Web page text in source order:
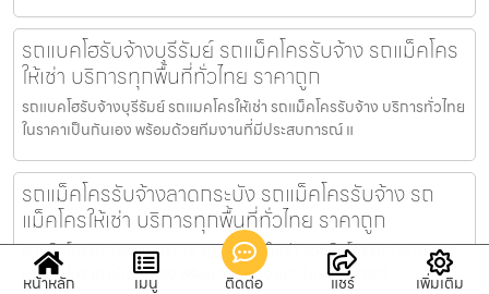
รถแบคโฮรับจ้างบุรีรัมย์ รถแม็คโครรับจ้าง รถแม็คโคร
ให้เช่า บริการทุกพื้นที่ทั่วไทย ราคาถูก
รถแบคโฮรับจ้างบุรีรัมย์ รถแมคโครให้เช่า รถแม็คโครรับจ้าง บริการทั่วไทย
ในราคาเป็นกันเอง พร้อมด้วยทีมงานที่มีประสบการณ์ แ
รถแม็คโครรับจ้างลาดกระบัง รถแม็คโครรับจ้าง รถ
แม็คโครให้เช่า บริการทุกพื้นที่ทั่วไทย ราคาถูก
รถแม็คโครรับจ้างลาดกระบัง รถแมคโครให้เช่า รถแม็คโครรับจ้าง บริการ
ทั่วไทย ในราคาเป็นกันเอง พร้อมด้วยทีมงานที่มีประสบการณ์
หน้าหลัก เมนู ติดต่อ แชร์ เพิ่มเติม